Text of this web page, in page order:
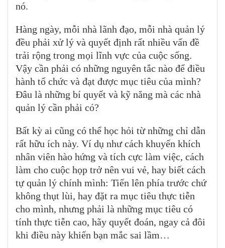
nó.
Hàng ngày, mỗi nhà lãnh đạo, mỗi nhà quản lý
đều phải xử lý và quyết định rất nhiều vấn đề
trải rộng trong mọi lĩnh vực của cuộc sống.
Vậy cần phải có những nguyên tắc nào để điều
hành tổ chức và đạt được mục tiêu của mình?
Đâu là những bí quyết và kỹ năng mà các nhà
quản lý cần phải có?
Bất kỳ ai cũng có thể học hỏi từ những chỉ dẫn
rất hữu ích này. Ví dụ như cách khuyến khích
nhân viên hào hứng và tích cực làm việc, cách
làm cho cuộc họp trở nên vui vẻ, hay biết cách
tự quản lý chính mình: Tiến lên phía trước chứ
không thụt lùi, hay đặt ra mục tiêu thực tiễn
cho mình, nhưng phải là những mục tiêu có
tính thực tiễn cao, hãy quyết đoán, ngay cả đôi
khi điều này khiến bạn mắc sai lầm…